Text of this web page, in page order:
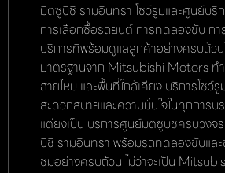
มิตซูบิชิ รามอินทรา โชว์รูมและศูนย์บ
การเลือกซื้อรถยนต์ การทดลองขับ ก
บริการที่พร้อมดูแลลูกค้าอย่างครบถ้ว
มาตรฐานจาก Mitsubishi Motors ท
สายไหม และพื้นที่ใกล้เคียง บริการโ
สะดวกสบายและความมั่นใจในทุกการ
แต่ยังเป็น บริการศูนย์มิตซูบิชิครบวงจ
บิชิ รามอินทรา พร้อมรถทดลองขับแล
ชมอย่างครบถ้วน ไม่ว่าจะเป็น